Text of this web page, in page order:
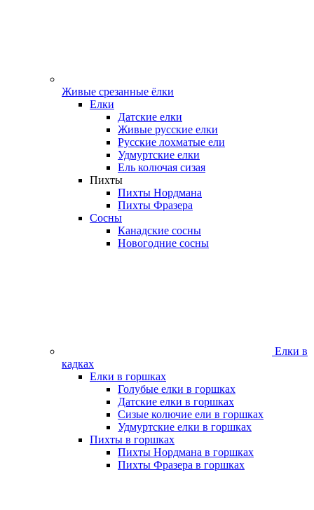
Живые срезанные ёлки
Елки
Датские елки
Живые русские елки
Русские лохматые ели
Удмуртские елки
Ель колючая сизая
Пихты
Пихты Нордмана
Пихты Фразера
Сосны
Канадские сосны
Новогодние сосны
Елки в
кадках
Елки в горшках
Голубые елки в горшках
Датские елки в горшках
Сизые колючие ели в горшках
Удмуртские елки в горшках
Пихты в горшках
Пихты Нордмана в горшках
Пихты Фразера в горшках